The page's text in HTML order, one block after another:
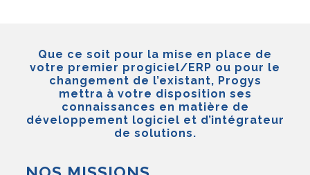
Que ce soit pour la mise en place de
votre premier progiciel/ERP ou pour le
changement de l’existant, Progys
mettra à votre disposition ses
connaissances en matière de
développement logiciel et d’intégrateur
de solutions.